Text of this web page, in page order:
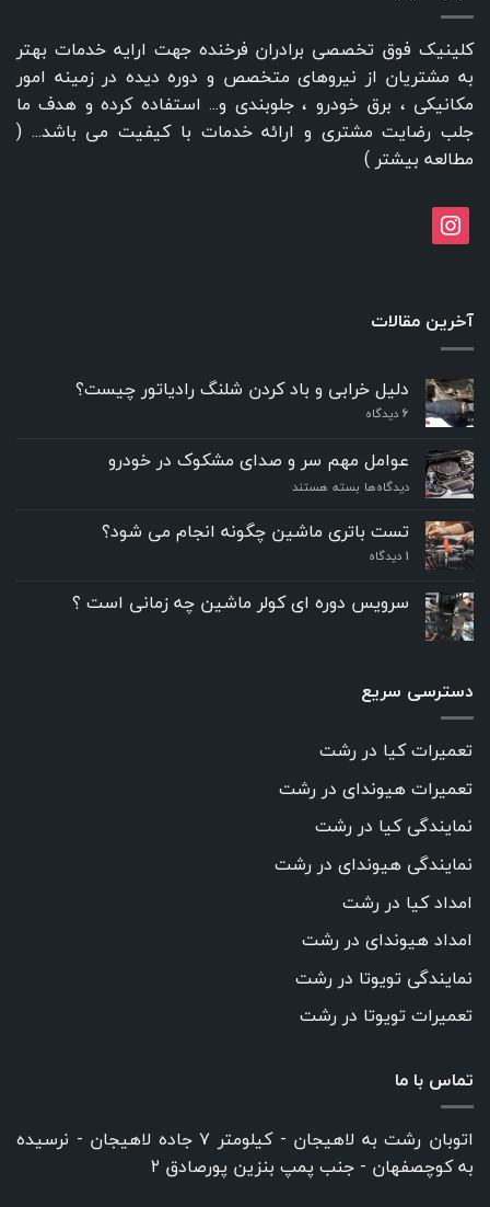
کلینیک فوق تخصصی برادران فرخنده جهت ارایه خدمات بهتر
به مشتریان از نیروهای متخصص و دوره دیده در زمینه امور
مکانیکی ، برق خودرو ، جلوبندی و... استفاده کرده و هدف ما
جلب رضایت مشتری و ارائه خدمات با کیفیت می باشد... (
مطالعه بیشتر )
instagram
آخرین مقالات
دلیل خرابی و باد کردن شلنگ رادیاتور چیست؟
6 دیدگاه
عوامل مهم سر و صدای مشکوک در خودرو
دیدگاه‌ها برای
مهم
سر
مشکوک
در
بسته هستند
تست باتری ماشین چگونه انجام می شود؟
۱ دیدگاه
سرویس دوره ای کولر ماشین چه زمانی است ؟
دسترسی سریع
تعمیرات کیا در رشت
تعمیرات هیوندای در رشت
نمایندگی کیا در رشت
نمایندگی هیوندای در رشت
امداد کیا در رشت
امداد هیوندای در رشت
نمایندگی تویوتا در رشت
تعمیرات تویوتا در رشت
تماس با ما
اتوبان رشت به لاهیجان - کیلومتر ۷ جاده لاهیجان - نرسیده
به کوچصفهان - جنب پمپ بنزین پورصادق ۲